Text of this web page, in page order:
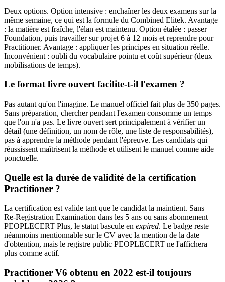
Deux options. Option intensive : enchaîner les deux examens sur la
même semaine, ce qui est la formule du Combined Elitek. Avantage
: la matière est fraîche, l'élan est maintenu. Option étalée : passer
Foundation, puis travailler sur projet 6 à 12 mois et reprendre pour
Practitioner. Avantage : appliquer les principes en situation réelle.
Inconvénient : oubli du vocabulaire pointu et coût supérieur (deux
mobilisations de temps).
Le format livre ouvert facilite‑t‑il l'examen ?
Pas autant qu'on l'imagine. Le manuel officiel fait plus de 350 pages.
Sans préparation, chercher pendant l'examen consomme un temps
que l'on n'a pas. Le livre ouvert sert principalement à vérifier un
détail (une définition, un nom de rôle, une liste de responsabilités),
pas à apprendre la méthode pendant l'épreuve. Les candidats qui
réussissent maîtrisent la méthode et utilisent le manuel comme aide
ponctuelle.
Quelle est la durée de validité de la certification
Practitioner ?
La certification est valide tant que le candidat la maintient. Sans
Re‑Registration Examination dans les 5 ans ou sans abonnement
PEOPLECERT Plus, le statut bascule en expired. Le badge reste
néanmoins mentionnable sur le CV avec la mention de la date
d'obtention, mais le registre public PEOPLECERT ne l'affichera
plus comme actif.
Practitioner V6 obtenu en 2022 est‑il toujours